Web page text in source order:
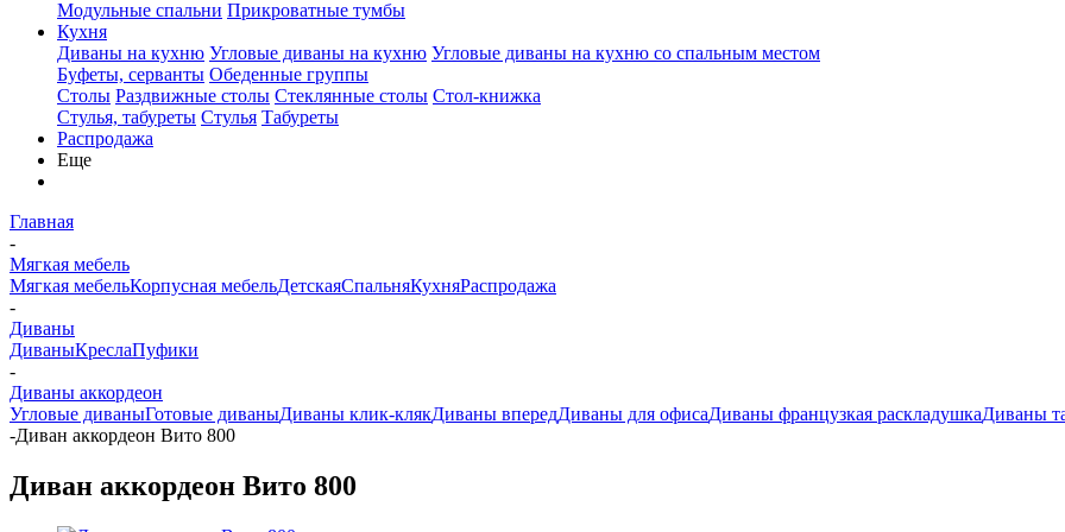
Модульные спальни Прикроватные тумбы
Кухня
Диваны на кухню Угловые диваны на кухню Угловые диваны на кухню со спальным местом
Буфеты, серванты Обеденные группы
Столы Раздвижные столы Стеклянные столы Стол-книжка
Стулья, табуреты Стулья Табуреты
Распродажа
Еще
Главная
-
Мягкая мебель
Мягкая мебельКорпусная мебельДетскаяСпальняКухняРаспродажа
-
Диваны
ДиваныКреслаПуфики
-
Диваны аккордеон
Угловые диваныГотовые диваныДиваны клик-клякДиваны впередДиваны для офисаДиваны французкая раскладушкаДиваны
-Диван аккордеон Вито 800
Диван аккордеон Вито 800